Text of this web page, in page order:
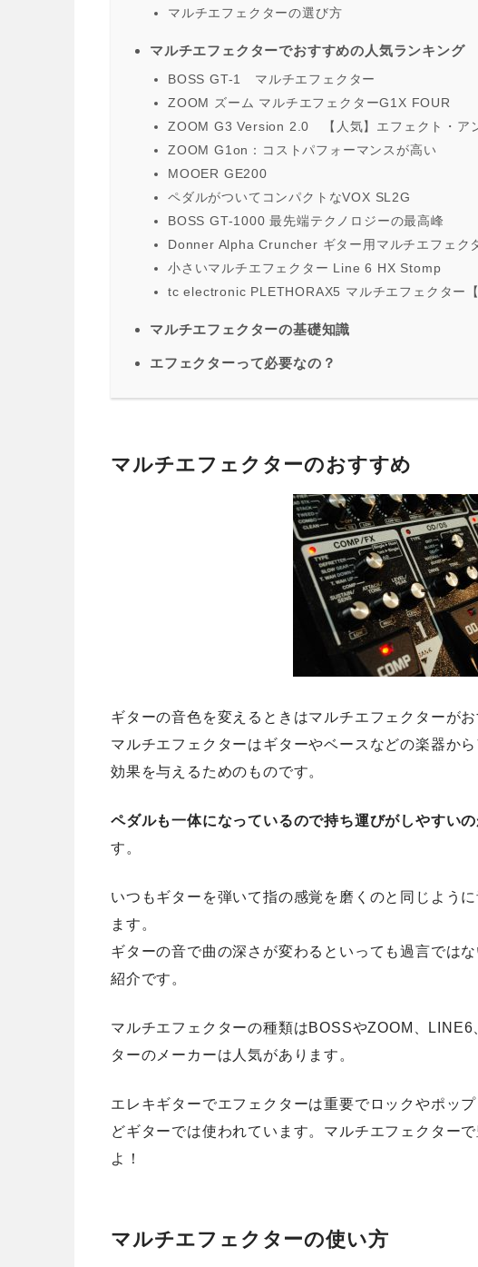
マルチエフェクターの選び方
マルチエフェクターでおすすめの人気ランキング
BOSS GT-1 マルチエフェクター
ZOOM ズーム マルチエフェクターG1X FOUR
ZOOM G3 Version 2.0 【人気】エフェクト・ア
ZOOM G1on：コストパフォーマンスが高い
MOOER GE200
ペダルがついてコンパクトなVOX SL2G
BOSS GT-1000 最先端テクノロジーの最高峰
Donner Alpha Cruncher ギター用マルチエフェク
小さいマルチエフェクター Line 6 HX Stomp
tc electronic PLETHORAX5 マルチエフェクター【
マルチエフェクターの基礎知識
エフェクターって必要なの？
マルチエフェクターのおすすめ
ギターの音色を変えるときはマルチエフェクターがお
マルチエフェクターはギターやベースなどの楽器か
効果を与えるためのものです。
ペダルも一体になっているので持ち運びがしやすい
す。
いつもギターを弾いて指の感覚を磨くのと同じよう
ます。
ギターの音で曲の深さが変わるといっても過言では
紹介です。
マルチエフェクターの種類はBOSSやZOOM、
ターのメーカーは人気があります。
エレキギターでエフェクターは重要でロックやポッ
どギターでは使われています。マルチエフェクター
よ！
マルチエフェクターの使い方